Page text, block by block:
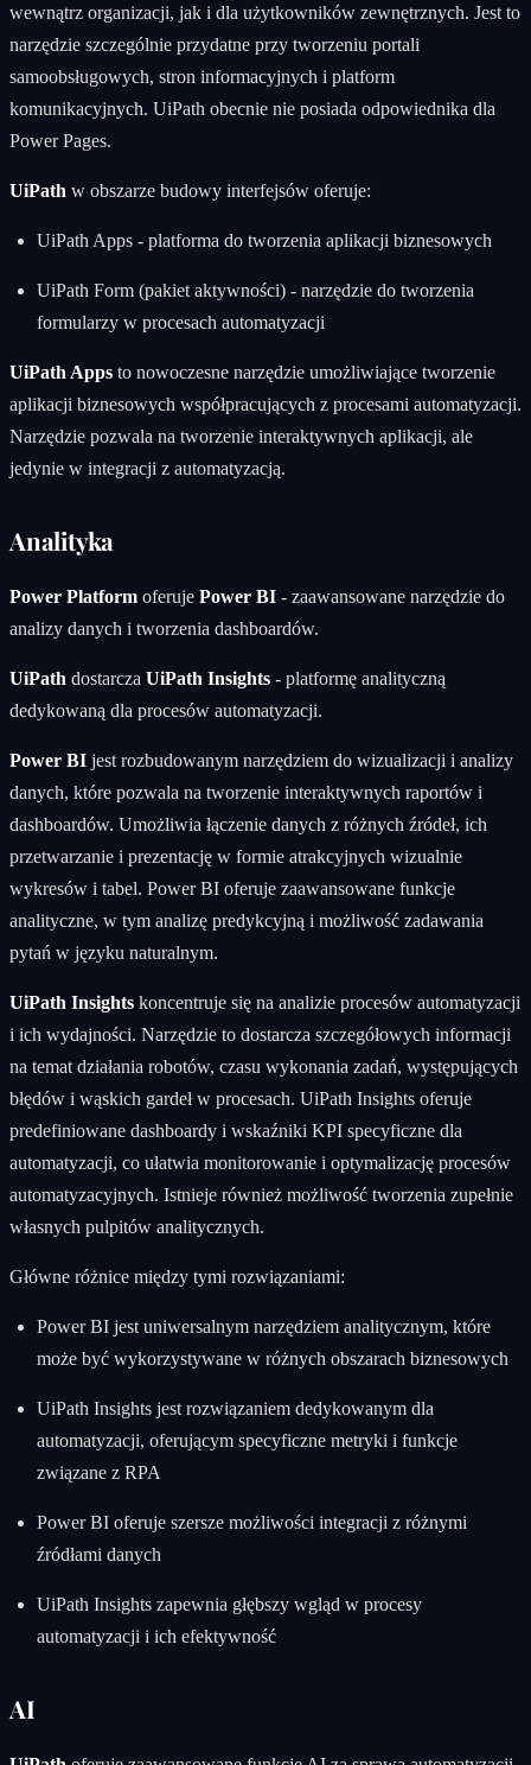
wewnątrz organizacji, jak i dla użytkowników zewnętrznych. Jest to
narzędzie szczególnie przydatne przy tworzeniu portali
samoobsługowych, stron informacyjnych i platform
komunikacyjnych. UiPath obecnie nie posiada odpowiednika dla
Power Pages.
UiPath w obszarze budowy interfejsów oferuje:
UiPath Apps - platforma do tworzenia aplikacji biznesowych
UiPath Form (pakiet aktywności) - narzędzie do tworzenia
formularzy w procesach automatyzacji
UiPath Apps to nowoczesne narzędzie umożliwiające tworzenie
aplikacji biznesowych współpracujących z procesami automatyzacji.
Narzędzie pozwala na tworzenie interaktywnych aplikacji, ale
jedynie w integracji z automatyzacją.
Analityka
Power Platform oferuje Power BI - zaawansowane narzędzie do
analizy danych i tworzenia dashboardów.
UiPath dostarcza UiPath Insights - platformę analityczną
dedykowaną dla procesów automatyzacji.
Power BI jest rozbudowanym narzędziem do wizualizacji i analizy
danych, które pozwala na tworzenie interaktywnych raportów i
dashboardów. Umożliwia łączenie danych z różnych źródeł, ich
przetwarzanie i prezentację w formie atrakcyjnych wizualnie
wykresów i tabel. Power BI oferuje zaawansowane funkcje
analityczne, w tym analizę predykcyjną i możliwość zadawania
pytań w języku naturalnym.
UiPath Insights koncentruje się na analizie procesów automatyzacji
i ich wydajności. Narzędzie to dostarcza szczegółowych informacji
na temat działania robotów, czasu wykonania zadań, występujących
błędów i wąskich gardeł w procesach. UiPath Insights oferuje
predefiniowane dashboardy i wskaźniki KPI specyficzne dla
automatyzacji, co ułatwia monitorowanie i optymalizację procesów
automatyzacyjnych. Istnieje również możliwość tworzenia zupełnie
własnych pulpitów analitycznych.
Główne różnice między tymi rozwiązaniami:
Power BI jest uniwersalnym narzędziem analitycznym, które
może być wykorzystywane w różnych obszarach biznesowych
UiPath Insights jest rozwiązaniem dedykowanym dla
automatyzacji, oferującym specyficzne metryki i funkcje
związane z RPA
Power BI oferuje szersze możliwości integracji z różnymi
źródłami danych
UiPath Insights zapewnia głębszy wgląd w procesy
automatyzacji i ich efektywność
AI